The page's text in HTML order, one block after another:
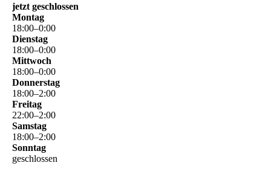
jetzt geschlossen
Montag
18:00–0:00
Dienstag
18:00–0:00
Mittwoch
18:00–0:00
Donnerstag
18:00–2:00
Freitag
22:00–2:00
Samstag
18:00–2:00
Sonntag
geschlossen